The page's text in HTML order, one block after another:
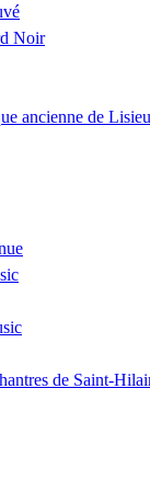
Noir
ancienne de
de Saint-